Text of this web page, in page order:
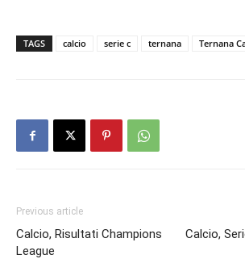
TAGS calcio serie c ternana Ternana
Previous article
Calcio, Risultati Champions
League
Calcio,